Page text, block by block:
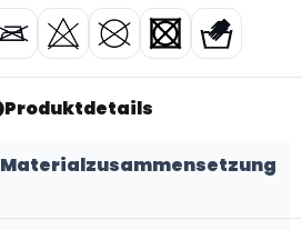
Produktdetails
Materialzusammensetzung